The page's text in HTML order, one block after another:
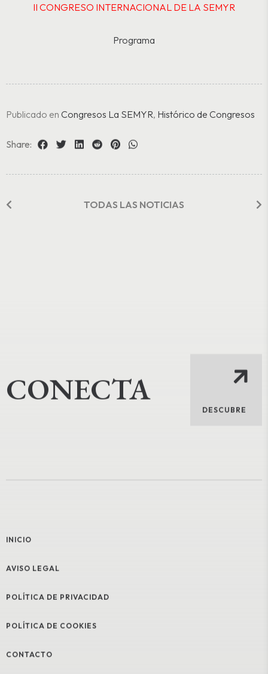
II CONGRESO INTERNACIONAL DE LA SEMYR
Programa
Publicado en Congresos La SEMYR, Histórico de Congresos
Share:
TODAS LAS NOTICIAS
CONECTA
DESCUBRE
INICIO
AVISO LEGAL
POLÍTICA DE PRIVACIDAD
POLÍTICA DE COOKIES
CONTACTO